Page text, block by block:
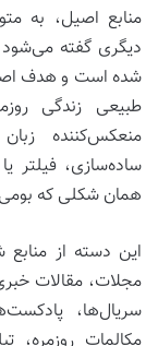
منابع اصیل، به
دیگری گفته می‌شود
شده است و هدف
طبیعی زندگی
منعکس‌کننده
ساده‌سازی، فیلتر
همان شکلی که
این دسته از
مجلات، مقالات
سریال‌ها،